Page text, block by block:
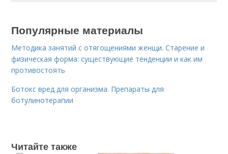
Популярные материалы
Методика занятий с отягощениями женщи. Старение и
физическая форма: существующие тенденции и как им
противостоять
Ботокс вред для организма. Препараты для
ботулинотерапии
Читайте также